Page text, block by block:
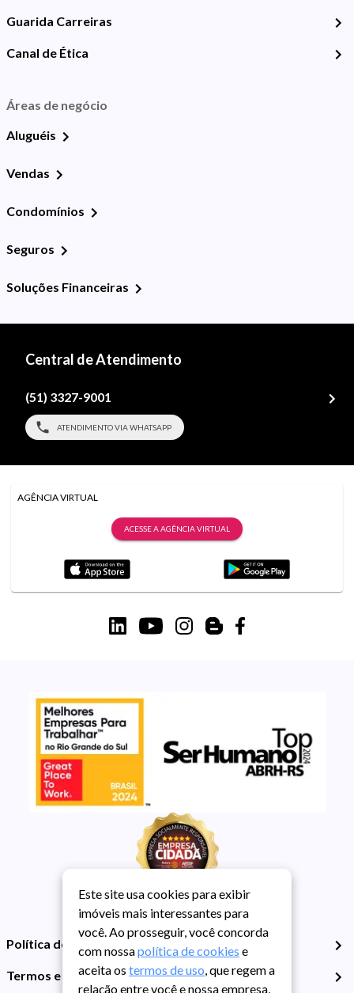
Guarida Carreiras
Canal de Ética
Áreas de negócio
Aluguéis
Vendas
Condomínios
Seguros
Soluções Financeiras
Central de Atendimento
(51) 3327-9001
ATENDIMENTO VIA WHATSAPP
AGÊNCIA VIRTUAL
ACESSE A AGÊNCIA VIRTUAL
Política de Privacidade
Termos e Condições de Uso
Este site usa cookies para exibir
imóveis mais interessantes para
você. Ao prosseguir, você concorda
com nossapolítica de cookies e
aceita os termos de uso, que regem a
relação entre você e nossa empresa,